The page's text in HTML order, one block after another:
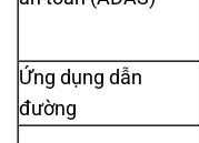
Ứng dụng dẫn
đường